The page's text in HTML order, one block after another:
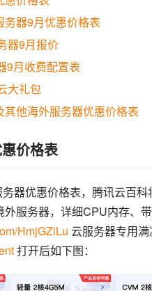
务器9月优惠价格表
器9月报价
9月收费配置表
大礼包
其他海外服务器优惠价格表
价格表
器优惠价格表，腾讯云百
服务器，详细CPU内存、
HmjGZiLu 云服务器专用
打开后如下图：